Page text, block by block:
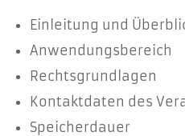
Einleitung und
Anwendungsbereich
Rechtsgrundlagen
Kontaktdaten des
Speicherdauer